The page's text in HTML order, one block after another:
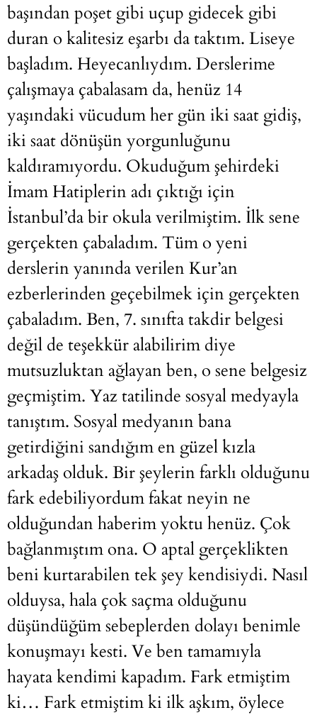
başından poşet gibi uçup gidecek gibi
duran o kalitesiz eşarbı da taktım. Liseye
başladım. Heyecanlıydım. Derslerime
çalışmaya çabalasam da, henüz 14
yaşındaki vücudum her gün iki saat gidiş,
iki saat dönüşün yorgunluğunu
kaldıramıyordu. Okuduğum şehirdeki
İmam Hatiplerin adı çıktığı için
İstanbul’da bir okula verilmiştim. İlk sene
gerçekten çabaladım. Tüm o yeni
derslerin yanında verilen Kur’an
ezberlerinden geçebilmek için gerçekten
çabaladım. Ben, 7. sınıfta takdir belgesi
değil de teşekkür alabilirim diye
mutsuzluktan ağlayan ben, o sene belgesiz
geçmiştim. Yaz tatilinde sosyal medyayla
tanıştım. Sosyal medyanın bana
getirdiğini sandığım en güzel kızla
arkadaş olduk. Bir şeylerin farklı olduğunu
fark edebiliyordum fakat neyin ne
olduğundan haberim yoktu henüz. Çok
bağlanmıştım ona. O aptal gerçeklikten
beni kurtarabilen tek şey kendisiydi. Nasıl
olduysa, hala çok saçma olduğunu
düşündüğüm sebeplerden dolayı benimle
konuşmayı kesti. Ve ben tamamıyla
hayata kendimi kapadım. Fark etmiştim
ki… Fark etmiştim ki ilk aşkım, öylece